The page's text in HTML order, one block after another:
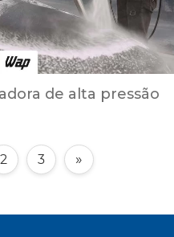
de alta pressão
2 3 »